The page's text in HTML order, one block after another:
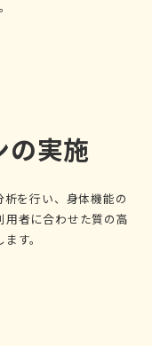
の実施
を行い、身体機能の
者に合わせた質の高
す。